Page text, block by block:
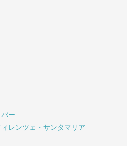
バー
ィレンツェ・サンタマリア